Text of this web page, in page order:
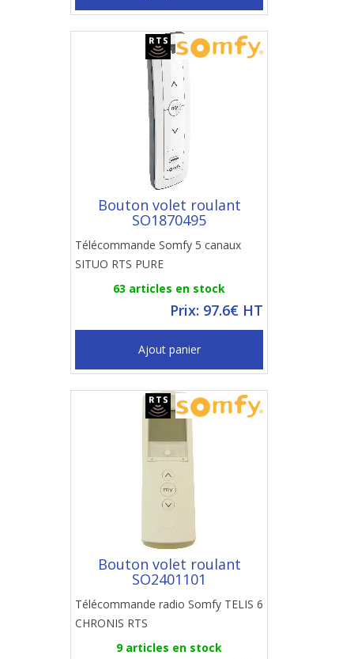
Bouton volet roulant
SO1870495
Télécommande Somfy 5 canaux
SITUO RTS PURE
63 articles en stock
Prix: 97.6€ HT
Ajout panier
Bouton volet roulant
SO2401101
Télécommande radio Somfy TELIS 6
CHRONIS RTS
9 articles en stock